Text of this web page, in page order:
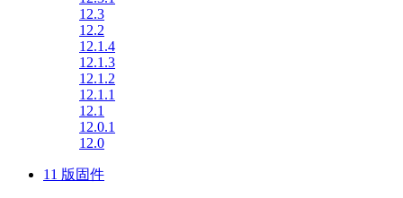
12.3
12.2
12.1.4
12.1.3
12.1.2
12.1.1
12.1
12.0.1
12.0
11 版固件